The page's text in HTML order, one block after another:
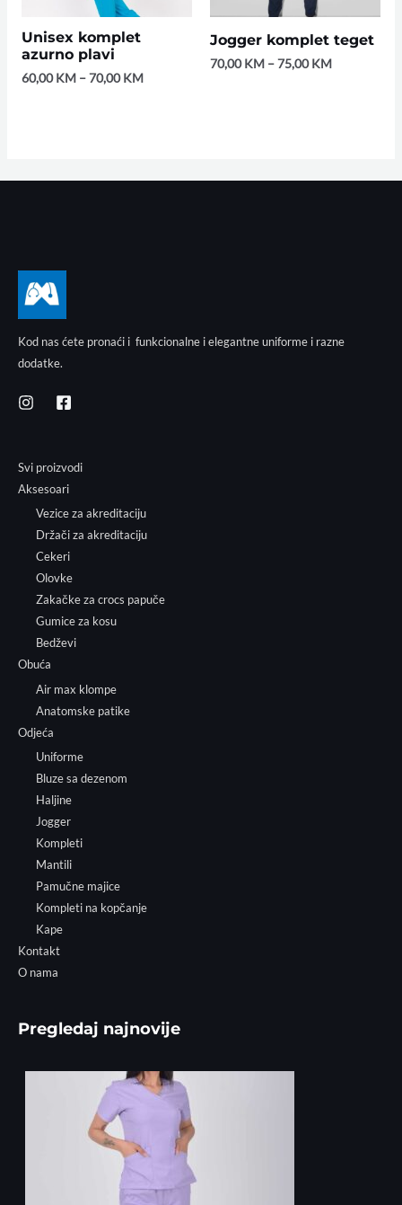
Unisex komplet
azurno plavi
60,00KM–70,00KM
Jogger komplet teget
70,00KM –75,00KM
Kod nas ćete pronaći i funkcionalne i elegantne uniforme i razne
dodatke.
Svi proizvodi
Aksesoari
Vezice za akreditaciju
Držači za akreditaciju
Cekeri
Olovke
Zakačke za crocs papuče
Gumice za kosu
Bedževi
Obuća
Air max klompe
Anatomske patike
Odjeća
Uniforme
Bluze sa dezenom
Haljine
Jogger
Kompleti
Mantili
Pamučne majice
Kompleti na kopčanje
Kape
Kontakt
O nama
Pregledaj najnovije